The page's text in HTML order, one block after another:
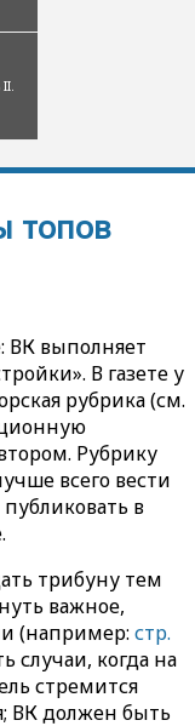
топов
ВК выполняет
В газете у
рубрика (см.
Рубрику
всего вести
в
трибуну тем
важное,
(например: стр.
случаи, когда на
стремится
ВК должен быть